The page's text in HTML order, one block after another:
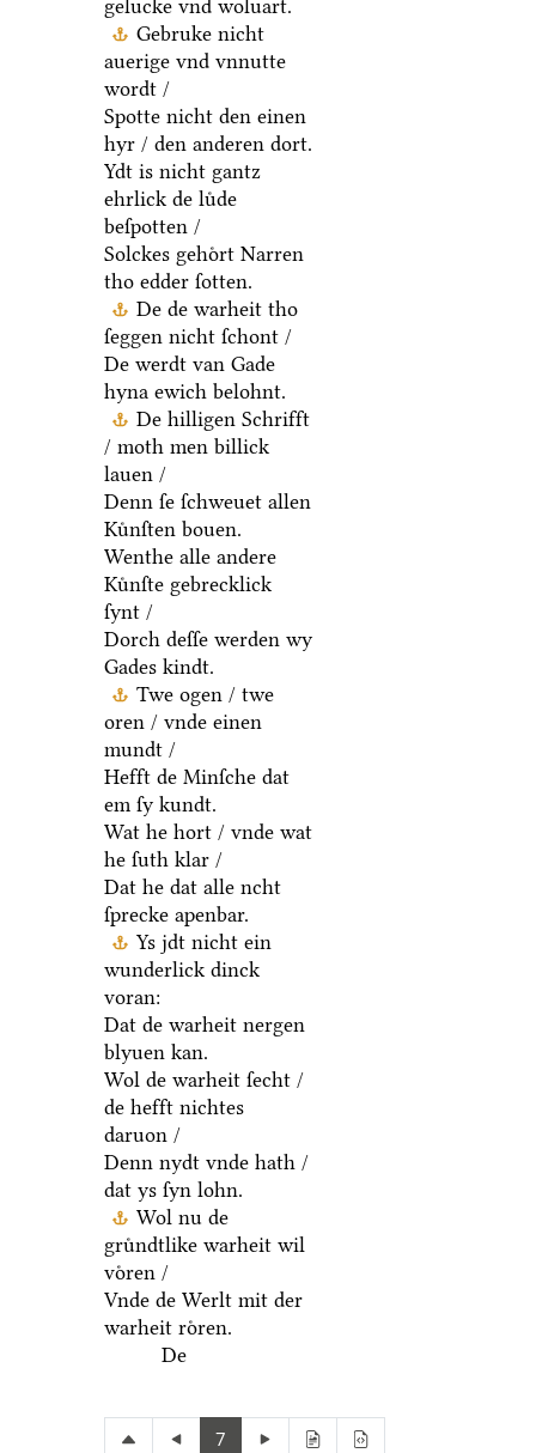
gelucke vnd woluart.
Gebruke nicht
auerige vnd vnnutte
wordt /
Spotte nicht den einen
hyr / den anderen dort.
Ydt is nicht gantz
ehrlick de luͤde
beſpotten /
Solckes gehoͤrt Narren
tho edder ſotten.
De de warheit tho
ſeggen nicht ſchont /
De werdt van Gade
hyna ewich belohnt.
De hilligen Schrifft
/ moth men billick
lauen /
Denn ſe ſchweuet allen
Kuͤnſten bouen.
Wenthe alle andere
Kuͤnſte gebrecklick
ſynt /
Dorch deſſe werden wy
Gades kindt.
Twe ogen / twe
oren / vnde einen
mundt /
Hefft de Minſche dat
em ſy kundt.
Wat he hort / vnde wat
he ſuth klar /
Dat he dat alle ncht
ſprecke apenbar.
Ys jdt nicht ein
wunderlick dinck
voran:
Dat de warheit nergen
blyuen kan.
Wol de warheit ſecht /
de hefft nichtes
daruon /
Denn nydt vnde hath /
dat ys ſyn lohn.
Wol nu de
gruͤndtlike warheit wil
voͤren /
Vnde de Werlt mit der
warheit roͤren.
De
7